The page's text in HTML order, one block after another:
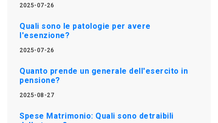
2025-07-26
Quali sono le patologie per avere
l'esenzione?
2025-07-26
Quanto prende un generale dell'esercito in
pensione?
2025-08-27
Spese Matrimonio: Quali sono detraibili